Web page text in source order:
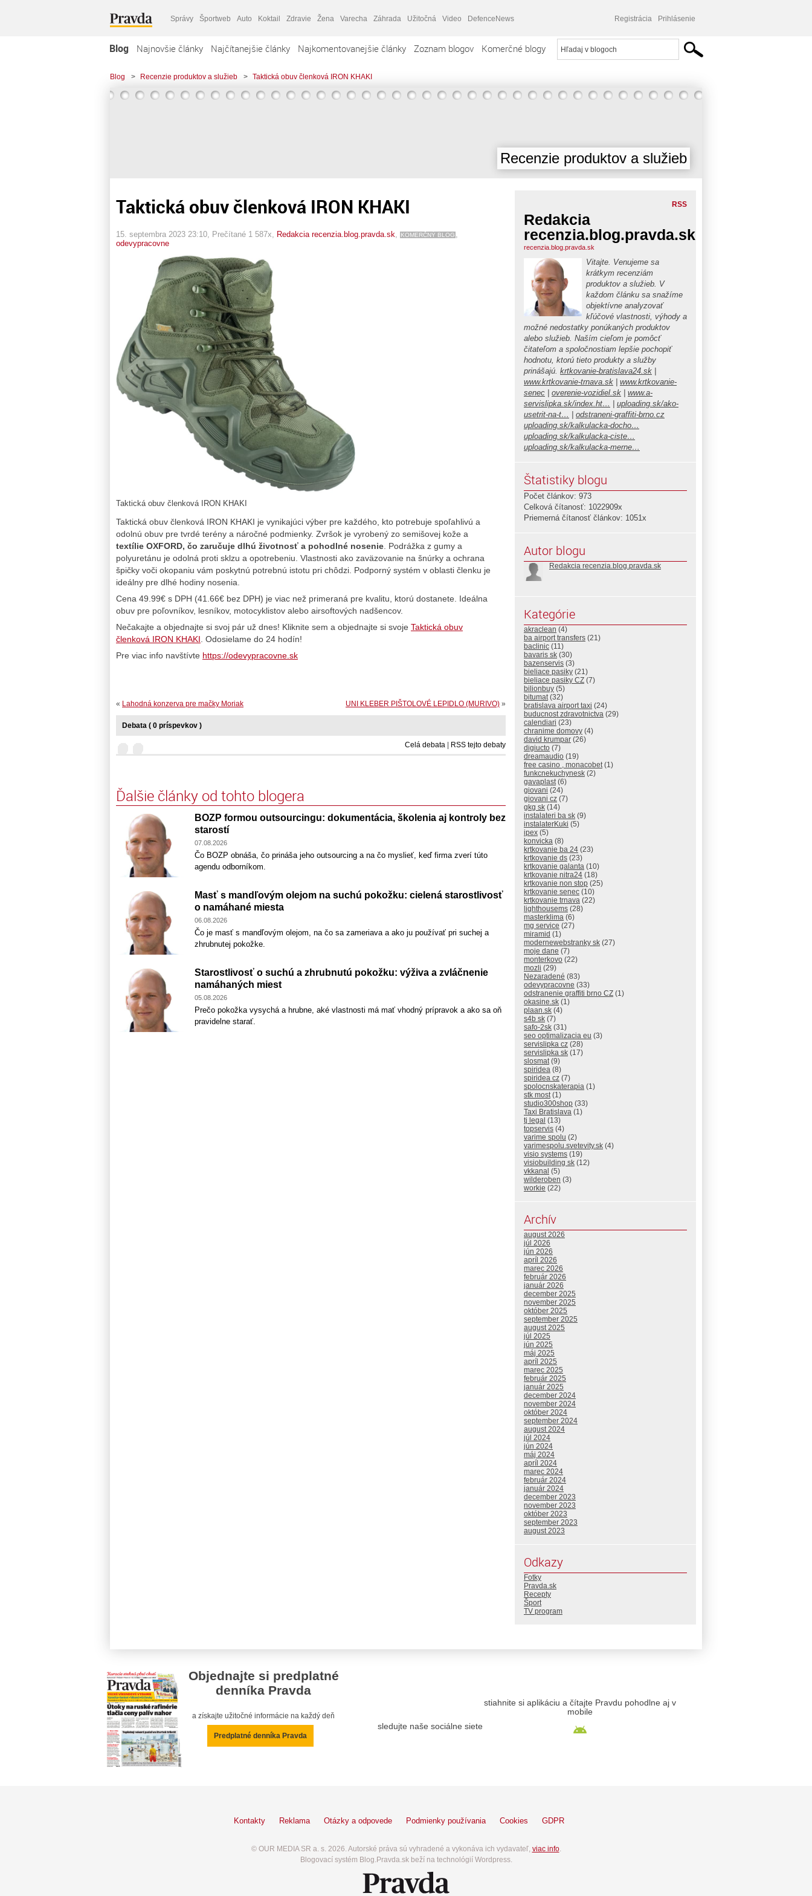
Správy Športweb Auto Koktail Zdravie Žena Varecha Záhrada Užitočná Video DefenceNews Registrácia Prihlásenie
Blog Najnovšie články Najčítanejšie články Najkomentovanejšie články Zoznam blogov Komerčné blogy
Blog > Recenzie produktov a služieb > Taktická obuv členková IRON KHAKI
Recenzie produktov a služieb
Taktická obuv členková IRON KHAKI
15. septembra 2023 23:10 , Prečítané 1 587x, Redakcia recenzia.blog.pravda.sk KOMERČNÝ BLOG
odevypracovne
Taktická obuv členková IRON KHAKI
Taktická obuv členková IRON KHAKI je vynikajúci výber pre každého, kto potrebuje spoľahlivú a
odolnú obuv pre tvrdé terény a náročné podmienky. Zvršok je vyrobený zo semišovej kože a
textílie OXFORD, čo zaručuje dlhú životnosť a pohodlné nosenie . Podrážka z gumy a
polyuretánu je odolná proti sklzu a opotrebeniu. Vlastnosti ako zaväzovanie na šnúrky a ochrana
špičky voči okopaniu vám poskytnú potrebnú istotu pri chôdzi. Podporný systém v oblasti členku je
ideálny pre dlhé hodiny nosenia.
Cena 49.99€ s DPH (41.66€ bez DPH) je viac než primeraná pre kvalitu, ktorú dostanete. Ideálna
obuv pre poľovníkov, lesníkov, motocyklistov alebo airsoftových nadšencov.
Nečakajte a objednajte si svoj pár už dnes! Kliknite sem a objednajte si svoje Taktická obuv
členková IRON KHAKI. Odosielame do 24 hodín!
Pre viac info navštívte https://odevypracovne.sk
UNI KLEBER PIŠTOLOVÉ LEPIDLO (MURIVO) »
« Lahodná konzerva pre mačky Moriak
Debata ( 0 príspevkov )
Celá debata | RSS tejto debaty
Ďalšie články od tohto blogera
BOZP formou outsourcingu: dokumentácia, školenia aj kontroly bez
starostí
07.08.2026
Čo BOZP obnáša, čo prináša jeho outsourcing a na čo myslieť, keď firma zverí túto
agendu odborníkom.
Masť s mandľovým olejom na suchú pokožku: cielená starostlivosť
o namáhané miesta
06.08.2026
Čo je masť s mandľovým olejom, na čo sa zameriava a ako ju používať pri suchej a
zhrubnutej pokožke.
Starostlivosť o suchú a zhrubnutú pokožku: výživa a zvláčnenie
namáhaných miest
05.08.2026
Prečo pokožka vysychá a hrubne, aké vlastnosti má mať vhodný prípravok a ako sa oň
pravidelne starať.
RSS
Redakcia
recenzia.blog.pravda.sk
recenzia.blog.pravda.sk
Vitajte. Venujeme sa
krátkym recenziám
produktov a služieb. V
každom článku sa snažíme
objektívne analyzovať
kľúčové vlastnosti, výhody a
možné nedostatky ponúkaných produktov
alebo služieb. Naším cieľom je pomôcť
čitateľom a spoločnostiam lepšie pochopiť
hodnotu, ktorú tieto produkty a služby
prinášajú. krtkovanie-bratislava24.sk
www.krtkovanie-trnava.sk
www.krtkovanie-
senec
overenie-vozidiel.sk
www.a-
servislipka.sk/index.ht…
uploading.sk/ako-
usetrit-na-t…
odstraneni-graffiti-brno.cz
uploading.sk/kalkulacka-docho…
uploading.sk/kalkulacka-ciste…
uploading.sk/kalkulacka-merne…
Štatistiky blogu
Počet článkov: 973
Celková čítanosť: 1022909x
Priemerná čítanosť článkov: 1051x
Autor blogu
Redakcia recenzia.blog.pravda.sk
Kategórie
akraclean (4)
ba airport transfers (21)
baclinic (11)
bavaris sk (30)
bazenservis (3)
bieliace pasiky (21)
bieliace pasiky CZ (7)
bilionbuy (5)
bitumat(32)
bratislava airport taxi (24)
buducnost zdravotnictva (29)
calendiari (23)
chranime domovy (4)
david krumpar (26)
digiucto (7)
dreamaudio (19)
free casino , monacobet(1)
funkcnekuchynesk (2)
gavaplast(6)
giovani (24)
giovani cz (7)
gkg sk (14)
instalateri ba sk (9)
instalaterKuki (5)
ipex (5)
konvicka (8)
krtkovanie ba 24 (23)
krtkovanie ds (23)
krtkovanie galanta (10)
krtkovanie nitra24 (18)
krtkovanie non stop (25)
krtkovanie senec (10)
krtkovanie trnava (22)
lighthousems (28)
masterklima (6)
mg service (27)
miramid (1)
modernewebstranky sk (27)
moje dane (7)
monterkovo (22)
mozli (29)
Nezaradené (83)
odevypracovne (33)
odstranenie graffiti brno CZ (1)
okasine.sk (1)
plaan.sk (4)
s4b sk (7)
safo-2sk (31)
seo optimalizacia eu (3)
servislipka cz (28)
servislipka sk (17)
slosmat(9)
spiridea (8)
spiridea cz (7)
spolocnskaterapia (1)
stk most(1)
studio300shop (33)
Taxi Bratislava (1)
tj legal (13)
topservis (4)
varime spolu (2)
varimespolu.svetevity.sk (4)
visio systems (19)
visiobuilding sk (12)
vkkanal (5)
wilderoben (3)
workie (22)
Archív
august 2026
júl 2026
jún 2026
apríl 2026
marec 2026
február 2026
január 2026
december 2025
november 2025
október 2025
september 2025
august 2025
júl 2025
jún 2025
máj 2025
apríl 2025
marec 2025
február 2025
január 2025
december 2024
november 2024
október 2024
september 2024
august 2024
júl 2024
jún 2024
máj 2024
apríl 2024
marec 2024
február 2024
január 2024
december 2023
november 2023
október 2023
september 2023
august 2023
Odkazy
Fotky
Pravda.sk
Recepty
Šport
TV program
Objednajte si predplatné
denníka Pravda
a získajte užitočné informácie na každý deň
Predplatné denníka Pravda
sledujte naše sociálne siete
stiahnite si aplikáciu a čítajte Pravdu pohodlne aj v
mobile
Kontakty Reklama Otázky a odpovede Podmienky používania Cookies GDPR
© OUR MEDIA SR a. s. 2026. Autorské práva sú vyhradené a vykonáva ich vydavateľ, viac info.
Blogovací systém Blog.Pravda.sk beží na technológií Wordpress.